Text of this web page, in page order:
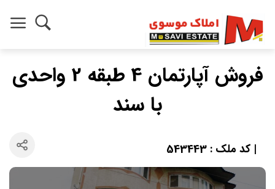
فروش آپارتمان 4 طبقه 2 واحدی
با سند
| کد ملک : 543443